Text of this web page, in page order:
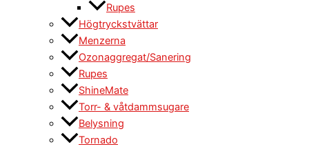
Rupes
Högtryckstvättar
Menzerna
Ozonaggregat/Sanering
Rupes
ShineMate
Torr- & våtdammsugare
Belysning
Tornado